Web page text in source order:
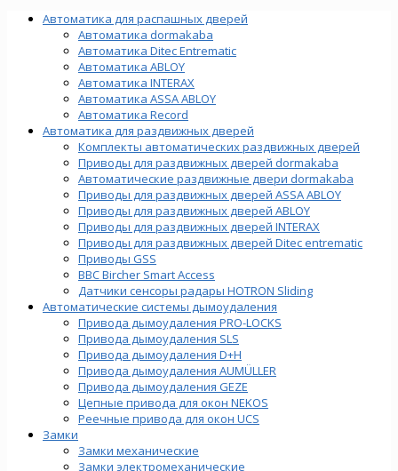
Автоматика для распашных дверей
Автоматика dormakaba
Автоматика Ditec Entrematic
Автоматика ABLOY
Автоматика INTERAX
Автоматика ASSA ABLOY
Автоматика Record
Автоматика для раздвижных дверей
Комплекты автоматических раздвижных дверей
Приводы для раздвижных дверей dormakaba
Автоматические раздвижные двери dormakaba
Приводы для раздвижных дверей ASSA ABLOY
Приводы для раздвижных дверей ABLOY
Приводы для раздвижных дверей INTERAX
Приводы для раздвижных дверей Ditec entrematic
Приводы GSS
BBC Bircher Smart Access
Датчики сенсоры радары HOTRON Sliding
Автоматические системы дымоудаления
Привода дымоудаления PRO-LOCKS
Привода дымоудаления SLS
Привода дымоудаления D+H
Привода дымоудаления AUMÜLLER
Привода дымоудаления GEZE
Цепные привода для окон NEKOS
Реечные привода для окон UСS
Замки
Замки механические
Замки электромеханические